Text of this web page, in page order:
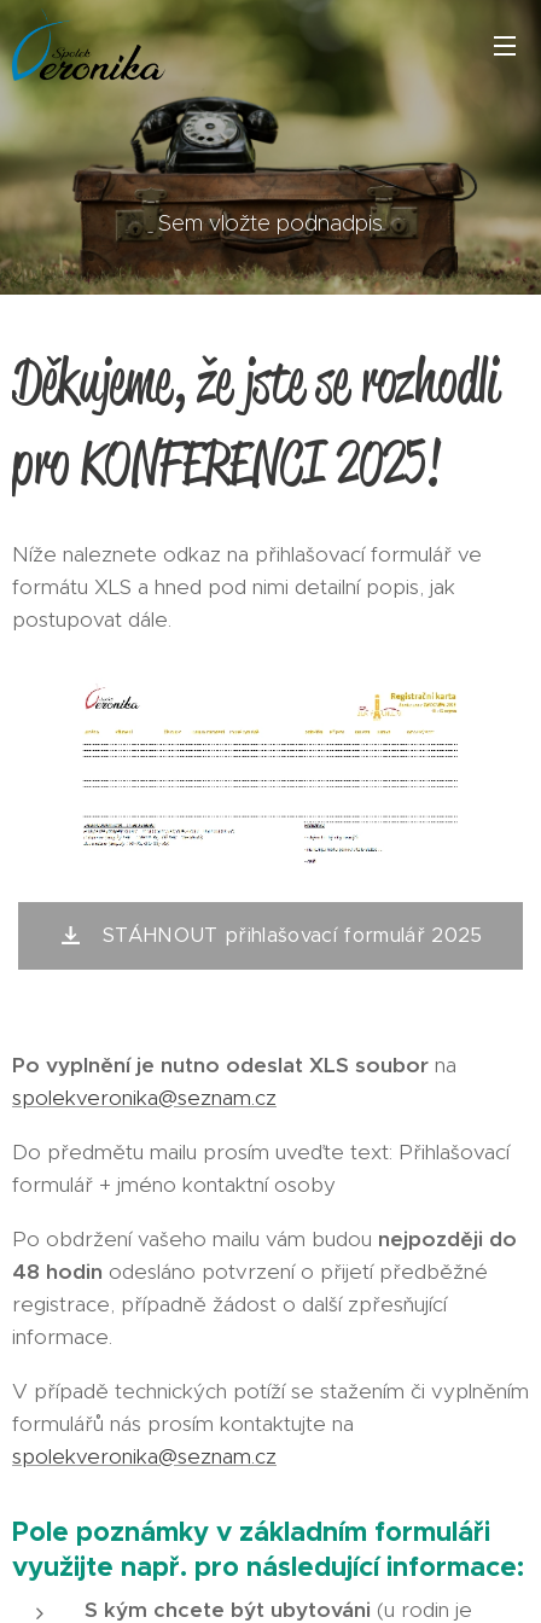
Sem vložte podnadpis
Děkujeme, že jste se rozhodli
pro KONFERENCI 2025!
Níže naleznete odkaz na přihlašovací formulář ve
formátu XLS a hned pod nimi detailní popis, jak
postupovat dále.
STÁHNOUT přihlašovací formulář 2025
Po vyplnění je nutno odeslat XLS soubor na
spolekveronika@seznam.cz
Do předmětu mailu prosím uveďte text: Přihlašovací
formulář + jméno kontaktní osoby
Po obdržení vašeho mailu vám budou nejpozději do
48 hodin odesláno potvrzení o přijetí předběžné
registrace, případně žádost o další zpřesňující
informace.
V případě technických potíží se stažením či vyplněním
formulářů nás prosím kontaktujte na
spolekveronika@seznam.cz
Pole poznámky v základním formuláři
využijte např. pro následující informace:
S kým chcete být ubytováni (u rodin je